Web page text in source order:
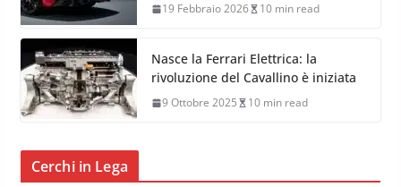
19 Febbraio 2026 10 min read
Nasce la Ferrari Elettrica: la
rivoluzione del Cavallino è iniziata
9 Ottobre 2025 10 min read
Cerchi in Lega